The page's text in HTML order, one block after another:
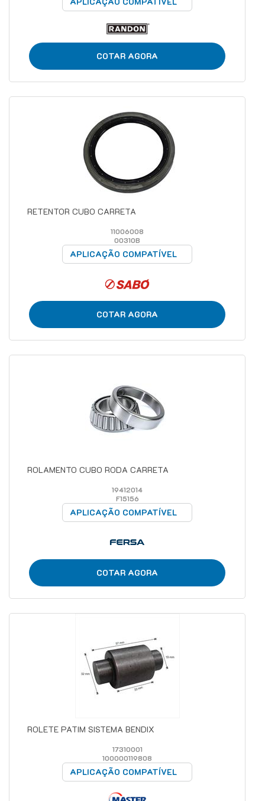
COTAR AGORA
RETENTOR CUBO CARRETA
11006008
00310B
APLICAÇÃO COMPATÍVEL
COTAR AGORA
ROLAMENTO CUBO RODA CARRETA
19412014
F15156
APLICAÇÃO COMPATÍVEL
COTAR AGORA
ROLETE PATIM SISTEMA BENDIX
17310001
100000119808
APLICAÇÃO COMPATÍVEL